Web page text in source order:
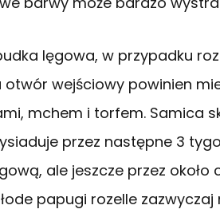
lęgowa, w przypadku
wejściowy powinien
mchem i torfem. Samica
przez następne 3
ale jeszcze przez około
papugi rozelle